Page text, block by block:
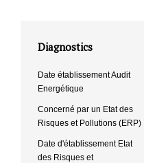
Diagnostics
Date établissement Audit
Energétique
Concerné par un Etat des
Risques et Pollutions (ERP)
Date d'établissement Etat
des Risques et